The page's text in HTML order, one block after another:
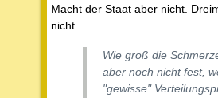
Macht der Staat aber nicht.
nicht.
Wie groß die
aber noch nicht fest,
"gewisse"